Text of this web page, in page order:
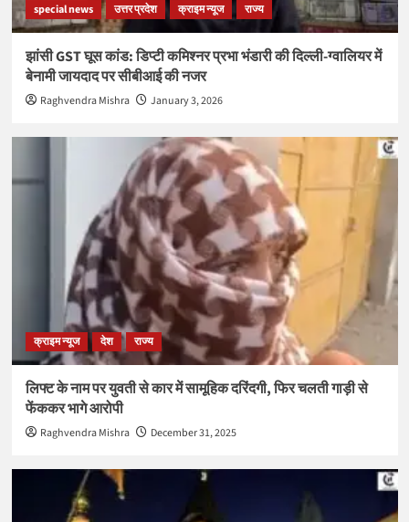
special news उत्तर प्रदेश क्राइम न्यूज राज्य
झांसी GST घूस कांड: डिप्टी कमिश्नर प्रभा भंडारी की दिल्ली-ग्वालियर में
बेनामी जायदाद पर सीबीआई की नजर
Raghvendra Mishra January 3, 2026
क्राइम न्यूज देश राज्य
लिफ्ट के नाम पर युवती से कार में सामूहिक दरिंदगी, फिर चलती गाड़ी से
फेंककर भागे आरोपी
Raghvendra Mishra December 31, 2025